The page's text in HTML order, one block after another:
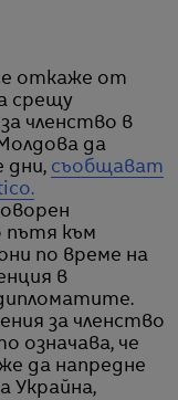
срещу
членство в
да
дни, съобщават
пътя към
по време на
в
за членство
означава, че
да напредне
Украйна,